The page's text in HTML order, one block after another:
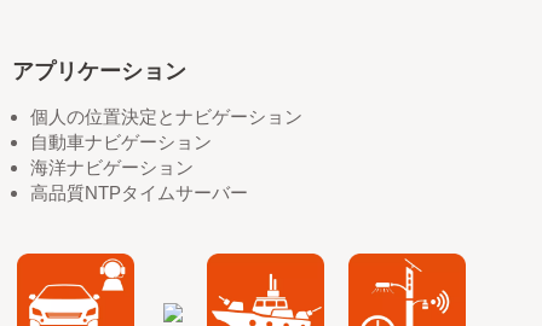
アプリケーション
個人の位置決定とナビゲーション
自動車ナビゲーション
海洋ナビゲーション
高品質NTPタイムサーバー